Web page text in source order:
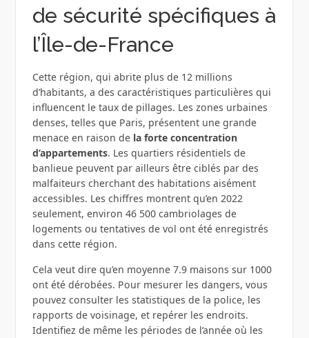
de sécurité spécifiques à
l’Île-de-France
Cette région, qui abrite plus de 12 millions
d’habitants, a des caractéristiques particulières qui
influencent le taux de pillages. Les zones urbaines
denses, telles que Paris, présentent une grande
menace en raison de la forte concentration
d’appartements. Les quartiers résidentiels de
banlieue peuvent par ailleurs être ciblés par des
malfaiteurs cherchant des habitations aisément
accessibles. Les chiffres montrent qu’en 2022
seulement, environ 46 500 cambriolages de
logements ou tentatives de vol ont été enregistrés
dans cette région.
Cela veut dire qu’en moyenne 7.9 maisons sur 1000
ont été dérobées. Pour mesurer les dangers, vous
pouvez consulter les statistiques de la police, les
rapports de voisinage, et repérer les endroits.
Identifiez de même les périodes de l’année où les